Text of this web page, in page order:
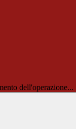
dell'operazione...